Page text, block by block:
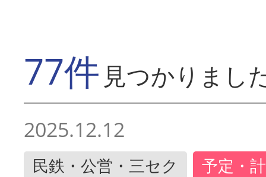
77件 見つかりまし
2025.12.12
民鉄・公営・三セク 予定・